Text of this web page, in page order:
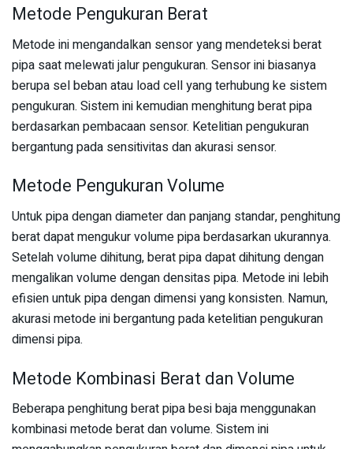
Metode Pengukuran Berat
Metode ini mengandalkan sensor yang mendeteksi berat
pipa saat melewati jalur pengukuran. Sensor ini biasanya
berupa sel beban atau load cell yang terhubung ke sistem
pengukuran. Sistem ini kemudian menghitung berat pipa
berdasarkan pembacaan sensor. Ketelitian pengukuran
bergantung pada sensitivitas dan akurasi sensor.
Metode Pengukuran Volume
Untuk pipa dengan diameter dan panjang standar, penghitung
berat dapat mengukur volume pipa berdasarkan ukurannya.
Setelah volume dihitung, berat pipa dapat dihitung dengan
mengalikan volume dengan densitas pipa. Metode ini lebih
efisien untuk pipa dengan dimensi yang konsisten. Namun,
akurasi metode ini bergantung pada ketelitian pengukuran
dimensi pipa.
Metode Kombinasi Berat dan Volume
Beberapa penghitung berat pipa besi baja menggunakan
kombinasi metode berat dan volume. Sistem ini